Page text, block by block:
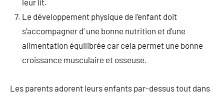
leur lit.
Le développement physique de l’enfant doit
s’accompagner d’ une bonne nutrition et d’une
alimentation équilibrée car cela permet une bonne
croissance musculaire et osseuse.
Les parents adorent leurs enfants par-dessus tout dans